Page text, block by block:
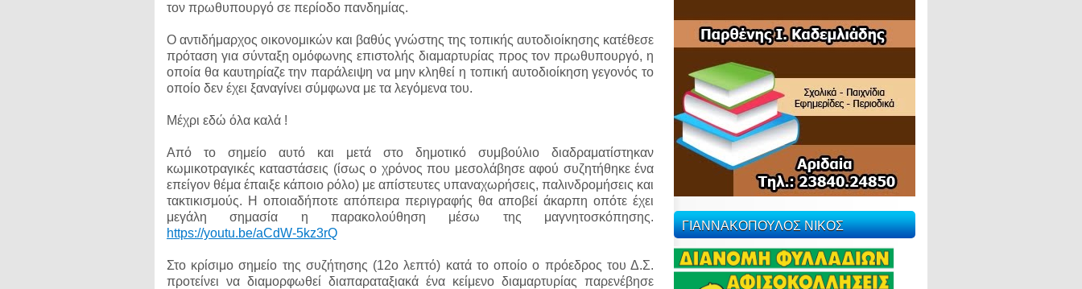
τον πρωθυπουργό σε περίοδο πανδημίας.
Ο αντιδήμαρχος οικονομικών και βαθύς γνώστης της τοπικής αυτοδιοίκησης κατέθεσε
πρόταση για σύνταξη ομόφωνης επιστολής διαμαρτυρίας προς τον πρωθυπουργό, η
οποία θα καυτηρίαζε την παράλειψη να μην κληθεί η τοπική αυτοδιοίκηση γεγονός το
οποίο δεν έχει ξαναγίνει σύμφωνα με τα λεγόμενα του.
Μέχρι εδώ όλα καλά !
Από το σημείο αυτό και μετά στο δημοτικό συμβούλιο διαδραματίστηκαν
κωμικοτραγικές καταστάσεις (ίσως ο χρόνος που μεσολάβησε αφού συζητήθηκε ένα
επείγον θέμα έπαιξε κάποιο ρόλο) με απίστευτες υπαναχωρήσεις, παλινδρομήσεις και
τακτικισμούς. Η οποιαδήποτε απόπειρα περιγραφής θα αποβεί άκαρπη οπότε έχει
μεγάλη σημασία η παρακολούθηση μέσω της μαγνητοσκόπησης.
https://youtu.be/aCdW-5kz3rQ
Στο κρίσιμο σημείο της συζήτησης (12o λεπτό) κατά το οποίο ο πρόεδρος του Δ.Σ.
προτείνει να διαμορφωθεί διαπαραταξιακά ένα κείμενο διαμαρτυρίας παρενέβησε
ΓΙΑΝΝΑΚΟΠΟΥΛΟΣ ΝΙΚΟΣ